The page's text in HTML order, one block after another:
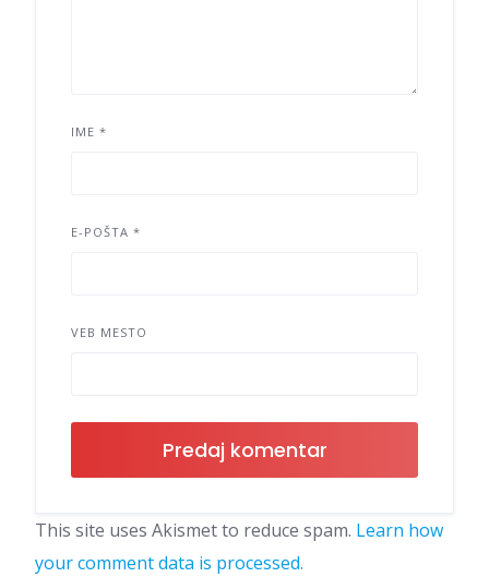
IME *
E-POŠTA *
VEB MESTO
This site uses Akismet to reduce spam. Learn how
your comment data is processed.